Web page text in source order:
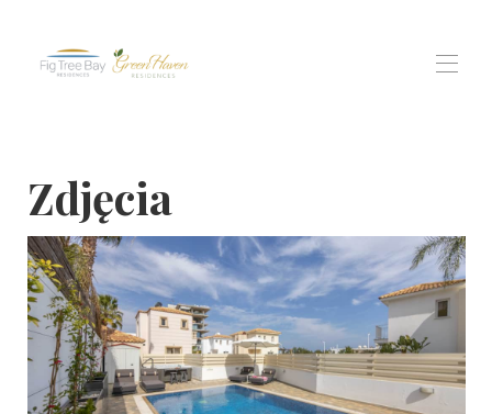
rezydencja w zatoce figowej
Rezydencje Green Haven
Widoki Protaras dla mieszkańców
Doświadczenie▾
Contact us
Zdjęcia